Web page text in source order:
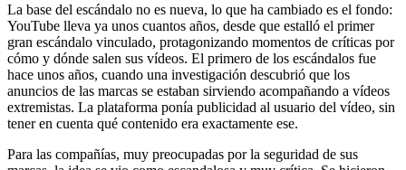
La base del escándalo no es nueva, lo que ha cambiado es el fondo:
YouTube lleva ya unos cuantos años, desde que estalló el primer
gran escándalo vinculado, protagonizando momentos de críticas por
cómo y dónde salen sus vídeos. El primero de los escándalos fue
hace unos años, cuando una investigación descubrió que los
anuncios de las marcas se estaban sirviendo acompañando a vídeos
extremistas. La plataforma ponía publicidad al usuario del vídeo, sin
tener en cuenta qué contenido era exactamente ese.
Para las compañías, muy preocupadas por la seguridad de sus